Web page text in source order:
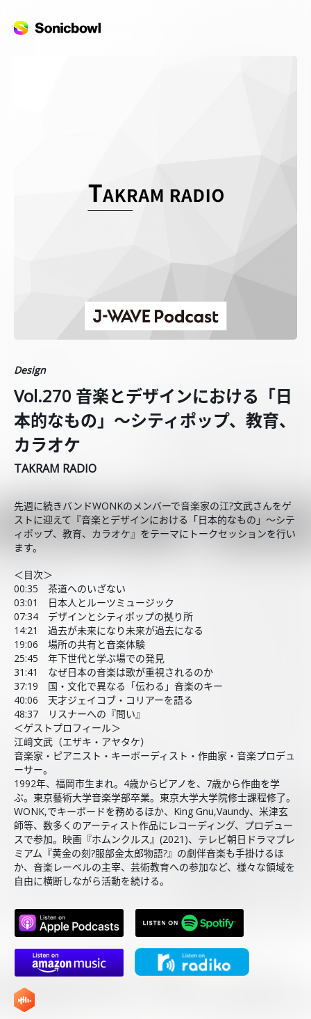
Design
Vol.270 音楽とデザインにおける「日
本的なもの」～シティポップ、教育、
カラオケ
TAKRAM RADIO
先週に続きバンドWONKのメンバーで音楽家の江?文武さんをゲ
ストに迎えて『音楽とデザインにおける「日本的なもの」～シテ
ィポップ、教育、カラオケ』をテーマにトークセッションを行い
ます。
＜目次＞
00:35 茶道へのいざない
03:01 日本人とルーツミュージック
07:34 デザインとシティポップの拠り所
14:21 過去が未来になり未来が過去になる
19:06 場所の共有と音楽体験
25:45 年下世代と学ぶ場での発見
31:41 なぜ日本の音楽は歌が重視されるのか
37:19 国・文化で異なる「伝わる」音楽のキー
40:06 天才ジェイコブ・コリアーを語る
48:37 リスナーへの『問い』
＜ゲストプロフィール＞
江﨑文武（エザキ・アヤタケ）
音楽家・ピアニスト・キーボーディスト・作曲家・音楽プロデュ
ーサー。
1992年、福岡市生まれ。4歳からピアノを、7歳から作曲を学
ぶ。東京藝術大学音楽学部卒業。東京大学大学院修士課程修了。
WONK,でキーボードを務めるほか、King Gnu,Vaundy、米津玄
師等、数多くのアーティスト作品にレコーディング、プロデュー
スで参加。映画『ホムンクルス』(2021)、テレビ朝日ドラマプレ
ミアム『黄金の刻?服部金太郎物語?』の劇伴音楽も手掛けるほ
か、音楽レーベルの主宰、芸術教育への参加など、様々な領域を
自由に横断しながら活動を続ける。